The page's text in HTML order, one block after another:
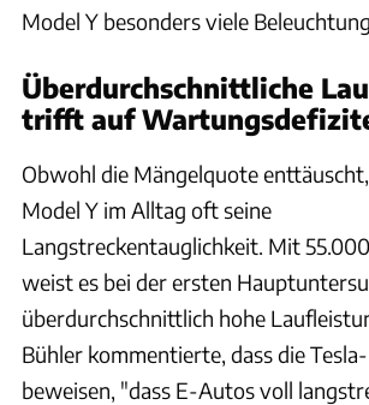
Model Y besonders viele
Überdurchschnittliche
trifft auf
Obwohl die Mängelquote
Model Y im Alltag oft seine
Langstreckentauglichkeit. Mit
weist es bei der ersten
überdurchschnittlich hohe
Bühler kommentierte, dass die
beweisen, "dass E-Autos voll